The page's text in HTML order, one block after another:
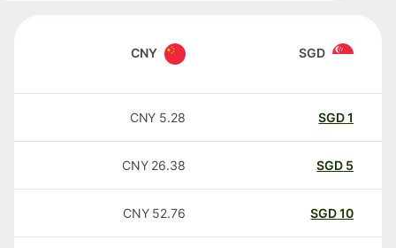
SGD
CNY
SGD
5.28
CNY
SGD
26.38
CNY
SGD
52.76
CNY